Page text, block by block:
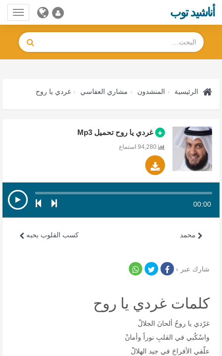
أناشيد توب
الرئيسية المنشدون مشاري العفاسي غردي يا روح
غردي يا روح تحميل Mp3
00:00
كسب القلوب بحبه محمد
شارك عبر ›
كلمات غردي يا روح
غرّدي يا روحُ ألحانَ الجلالْ
واسْكُبي في القلبِ نوراً وأمانْ
علّقي الأفراحَ في جيد الهلالْ